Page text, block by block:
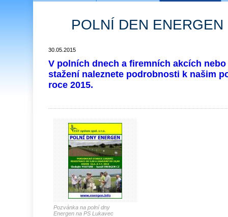
POLNÍ DEN ENERGEN
30.05.2015
V polních dnech a firemních akcích
stažení naleznete podrobnosti k našim
roce 2015.
Pozvánka na polní dny
Energen na PS Lukavec